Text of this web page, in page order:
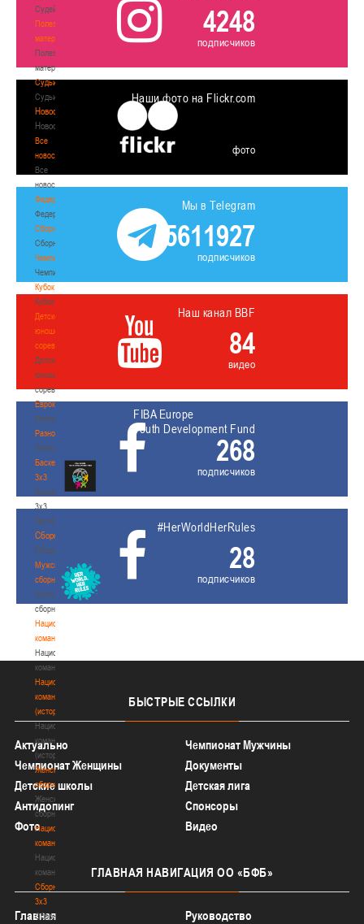
Судейство
Полезные
материалы
Полезные
материалы
Судьи
Судьи
Новости
Новости
Все
новости
Все
новости
Федерация
Федерация
Сборные
Сборные
Чемпионат
Чемпионат
Кубок
Кубок
Детско-
юношеские
соревнования
Детско-
юношеские
соревнования
Еврокубки
Еврокубки
Разное
Разное
Баскетбол
3х3
Баскетбол
3х3
Лого[modid=121]
Сборные
Сборные
Мужские
сборные
Мужские
сборные
Национальная
команда
Национальная
команда
Национальная
команда
(история)
Национальная
команда
(история)
Женские
сборные
Женские
сборные
Национальная
команда
Национальная
команда
Сборные
3х3
Сборные
4248
подписчиков
Наши фото на Flickr.com
фото
Мы в Telegram
5611927
подписчиков
Наш канал BBF
84
видео
FIBA Europe
Youth Development Fund
268
подписчиков
#HerWorldHerRules
28
подписчиков
БЫСТРЫЕ ССЫЛКИ
Актуально
Чемпионат Мужчины
Чемпионат Женщины
Документы
Детские школы
Детская лига
Антидопинг
Спонсоры
Фото
Видео
ГЛАВНАЯ НАВИГАЦИЯ ОО «БФБ»
Главная Руководство